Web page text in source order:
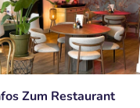
Zum Restaurant